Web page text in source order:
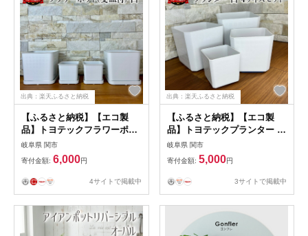
出典：楽天ふるさと納税
【ふるさと納税】【エコ製
品】トヨテックフラワーポッ
ト(受皿付) 白 2サイズ×2個
セット(4・6号)
岐阜県 関市
寄付金額: 6,000円
4サイトで掲載中
出典：楽天ふるさと納税
【ふるさと納税】【エコ製
品】トヨテックプランター 白
4サイズセット(4・5・6・6.5
号) 植木鉢 軽い 軽量 おしゃ
れ ベランダ菜園 ガーデニン
グ プラスチック ホワイト
岐阜県 関市
寄付金額: 5,000円
3サイトで掲載中